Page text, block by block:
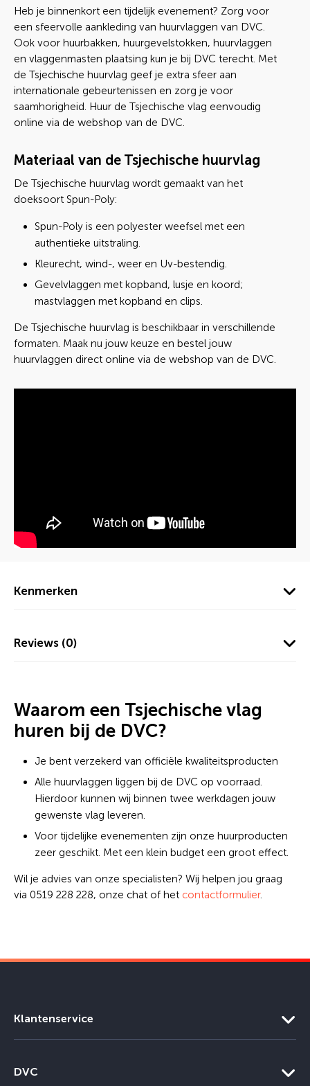
Heb je binnenkort een tijdelijk evenement? Zorg voor
een sfeervolle aankleding van huurvlaggen van DVC.
Ook voor huurbakken, huurgevelstokken, huurvlaggen
en vlaggenmasten plaatsing kun je bij DVC terecht. Met
de Tsjechische huurvlag geef je extra sfeer aan
internationale gebeurtenissen en zorg je voor
saamhorigheid. Huur de Tsjechische vlag eenvoudig
online via de webshop van de DVC.
Materiaal van de Tsjechische huurvlag
De Tsjechische huurvlag wordt gemaakt van het
doeksoort Spun-Poly:
Spun-Poly is een polyester weefsel met een
authentieke uitstraling.
Kleurecht, wind-, weer en Uv-bestendig.
Gevelvlaggen met kopband, lusje en koord;
mastvlaggen met kopband en clips.
De Tsjechische huurvlag is beschikbaar in verschillende
formaten. Maak nu jouw keuze en bestel jouw
huurvlaggen direct online via de webshop van de DVC.
Kenmerken
Reviews (0)
Waarom een Tsjechische vlag
huren bij de DVC?
Je bent verzekerd van officiële kwaliteitsproducten
Alle huurvlaggen liggen bij de DVC op voorraad.
Hierdoor kunnen wij binnen twee werkdagen jouw
gewenste vlag leveren.
Voor tijdelijke evenementen zijn onze huurproducten
zeer geschikt. Met een klein budget een groot effect.
Wil je advies van onze specialisten? Wij helpen jou graag
via 0519 228 228, onze chat of het contactformulier.
Klantenservice
DVC